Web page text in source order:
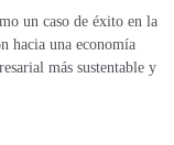
un caso de éxito en la
hacia una economía
más sustentable y